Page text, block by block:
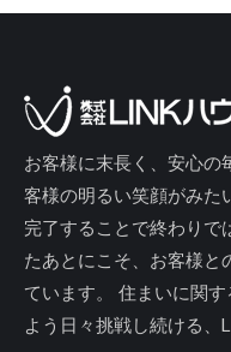
お客様に末長く、安心の
客様の明るい笑顔がみた
完了することで終わりで
たあとにこそ、お客様と
ています。 住まいに関
よう日々挑戦し続ける、